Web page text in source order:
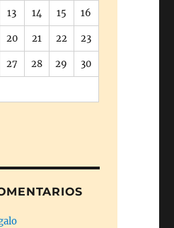
13 14 15 16
20 21 22 23
27 28 29 30